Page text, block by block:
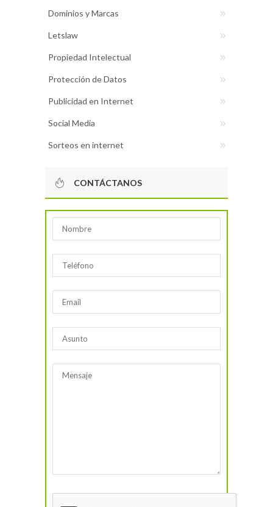
Dominios y Marcas
Letslaw
Propiedad Intelectual
Protección de Datos
Publicidad en Internet
Social Media
Sorteos en internet
CONTÁCTANOS